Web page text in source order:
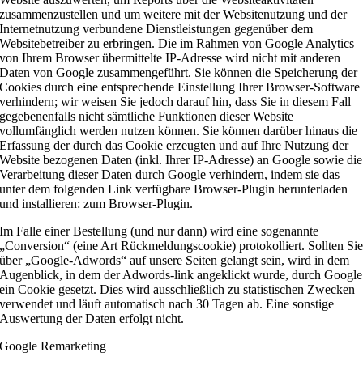
zusammenzustellen und um weitere mit der Websitenutzung und der
Internetnutzung verbundene Dienstleistungen gegenüber dem
Websitebetreiber zu erbringen. Die im Rahmen von Google Analytics
von Ihrem Browser übermittelte IP-Adresse wird nicht mit anderen
Daten von Google zusammengeführt. Sie können die Speicherung der
Cookies durch eine entsprechende Einstellung Ihrer Browser-Software
verhindern; wir weisen Sie jedoch darauf hin, dass Sie in diesem Fall
gegebenenfalls nicht sämtliche Funktionen dieser Website
vollumfänglich werden nutzen können. Sie können darüber hinaus die
Erfassung der durch das Cookie erzeugten und auf Ihre Nutzung der
Website bezogenen Daten (inkl. Ihrer IP-Adresse) an Google sowie die
Verarbeitung dieser Daten durch Google verhindern, indem sie das
unter dem folgenden Link verfügbare Browser-Plugin herunterladen
und installieren: zum Browser-Plugin.
Im Falle einer Bestellung (und nur dann) wird eine sogenannte
„Conversion“ (eine Art Rückmeldungscookie) protokolliert. Sollten Sie
über „Google-Adwords“ auf unsere Seiten gelangt sein, wird in dem
Augenblick, in dem der Adwords-link angeklickt wurde, durch Google
ein Cookie gesetzt. Dies wird ausschließlich zu statistischen Zwecken
verwendet und läuft automatisch nach 30 Tagen ab. Eine sonstige
Auswertung der Daten erfolgt nicht.
Google Remarketing